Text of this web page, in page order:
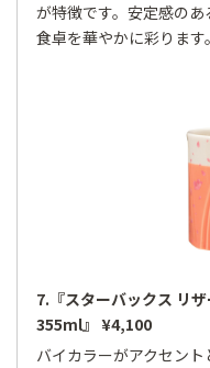
が特徴です。安定感の
食卓を華やかに彩ります。
7.『スターバックス リ
355ml』 ¥4,100
バイカラーがアクセン